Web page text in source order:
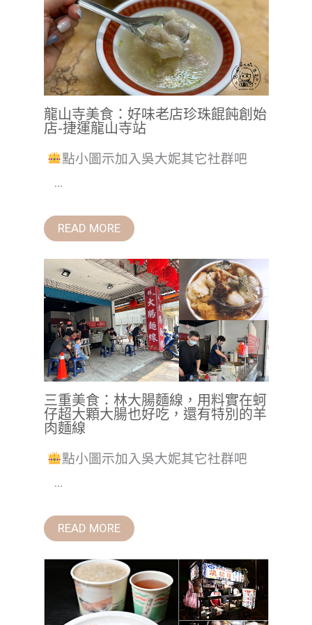
龍山寺美食：好味老店珍珠餛飩創始
店-捷運龍山寺站
點小圖示加入吳大妮其它社群吧
...
READ MORE
三重美食：林大腸麵線，用料實在蚵
仔超大顆大腸也好吃，還有特別的羊
肉麵線
點小圖示加入吳大妮其它社群吧
...
READ MORE